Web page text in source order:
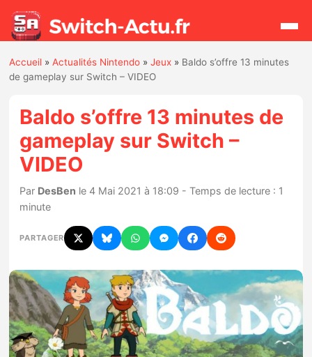
Actualités
Jeux
Hardware
Mises à jour
Chiffres de ventes
Rumeurs
Nintendo Direct
Accueil »Actualités Nintendo »Jeux » Baldo s’offre 13 minutes
de gameplay sur Switch – VIDEO
Baldo s’offre 13 minutes de
gameplay sur Switch –
VIDEO
Par DesBen le 4 Mai 2021 à 18:09 - Temps de lecture : 1
minute
PARTAGER